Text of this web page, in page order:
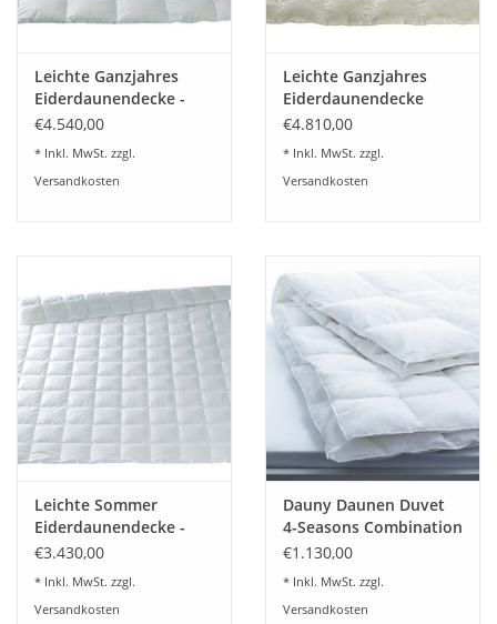
Gutscheine
Accessoires Spa
Geprüfter Webshop
Über uns
Vertrag widerrufen
Tel.0049(0)7322-919376
Leichte Ganzjahres
Eiderdaunendecke -
Batist -
€4.540,00
* Inkl. MwSt. zzgl.
Versandkosten
Leichte Ganzjahres
Eiderdaunendecke
Seide
€4.810,00
* Inkl. MwSt. zzgl.
Versandkosten
Leichte Sommer
Eiderdaunendecke -
Batist
€3.430,00
* Inkl. MwSt. zzgl.
Versandkosten
Dauny Daunen Duvet
4-Seasons Combination
€1.130,00
* Inkl. MwSt. zzgl.
Versandkosten